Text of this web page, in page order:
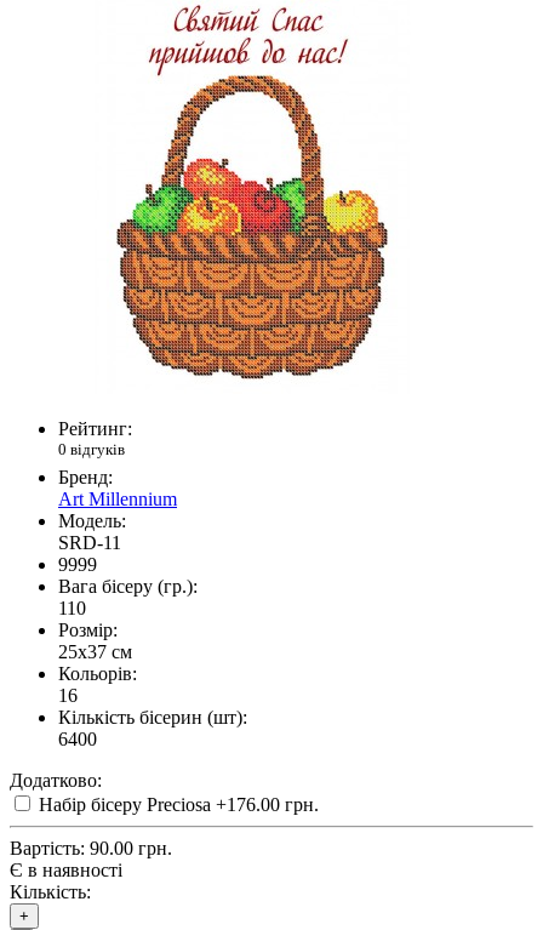
Рейтинг:
0 відгуків
Бренд:
Art Millennium
Модель:
SRD-11
9999
Вага бісеру (гр.):
110
Розмір:
25x37 см
Кольорів:
16
Кількість бісерин (шт):
6400
Додатково:
Набір бісеру Preciosa +176.00 грн.
Вартість: 90.00 грн.
Є в наявності
Кількість:
+